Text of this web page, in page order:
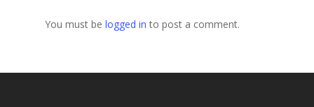
You must be logged in to post a comment.